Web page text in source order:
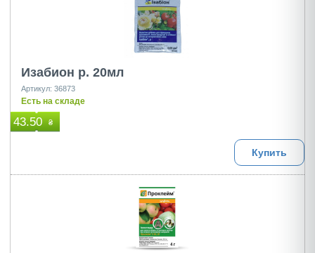
Изабион р. 20мл
Артикул: 36873
Есть на складе
43.50 ₴
Купить